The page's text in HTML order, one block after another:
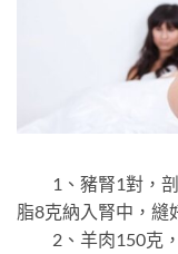
1、豬腎1對，剖
脂8克納入腎中，縫
2、羊肉150克，